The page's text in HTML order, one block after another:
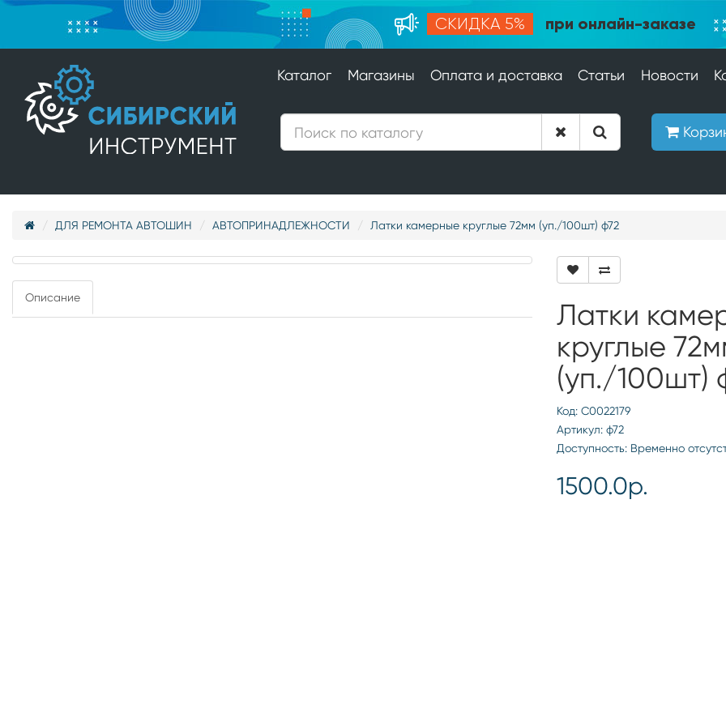
СКИДКА 5% при онлайн-заказе
Каталог Магазины Оплата и доставка Статьи Новости
ДЛЯ РЕМОНТА АВТОШИН АВТОПРИНАДЛЕЖНОСТИ Латки камерные круглые 72мм (уп./100шт) ф72
Описание
Латки
круглые
(уп./100шт)
Код: С0022179
Артикул: ф72
Доступность: Временно
1500.0р.